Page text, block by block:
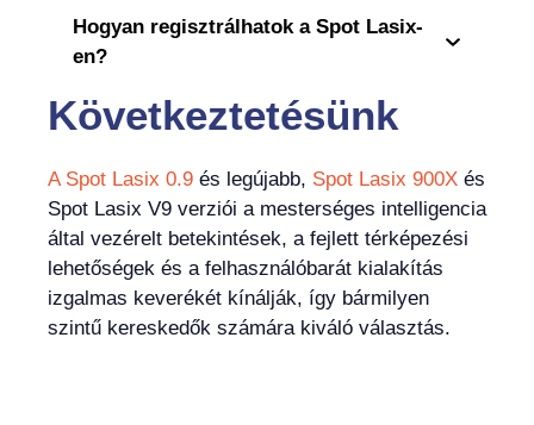
Hogyan regisztrálhatok a Spot Lasix-
en?
Következtetésünk
A Spot Lasix 0.9 és legújabb, Spot Lasix 900X és
Spot Lasix V9 verziói a mesterséges intelligencia
által vezérelt betekintések, a fejlett térképezési
lehetőségek és a felhasználóbarát kialakítás
izgalmas keverékét kínálják, így bármilyen
szintű kereskedők számára kiváló választás.